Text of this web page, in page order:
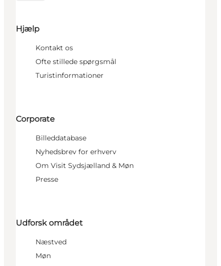
Hjælp
Kontakt os
Ofte stillede spørgsmål
Turistinformationer
Corporate
Billeddatabase
Nyhedsbrev for erhverv
Om Visit Sydsjælland & Møn
Presse
Udforsk området
Næstved
Møn